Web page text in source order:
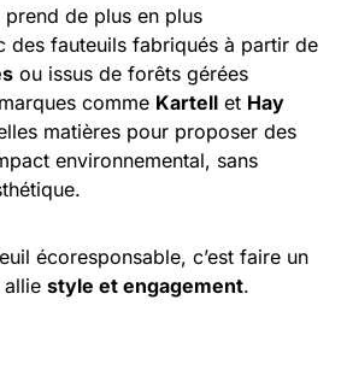
prend de plus en plus
des fauteuils fabriqués à partir de
ou issus de forêts gérées
comme Kartell et Hay
matières pour proposer des
environnemental, sans
écoresponsable, c’est faire un
allie style et engagement.